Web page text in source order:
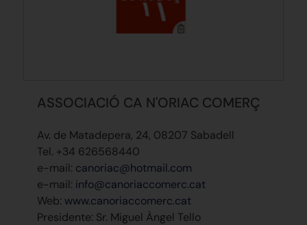
ASSOCIACIÓ CA N'ORIAC COMERÇ
Av. de Matadepera, 24, 08207 Sabadell
Tel. +34 626568440
e-mail: canoriac@hotmail.com
e-mail: info@canoriaccomerc.cat
Web: www.canoriaccomerc.cat
Presidente: Sr. Miguel Àngel Tello